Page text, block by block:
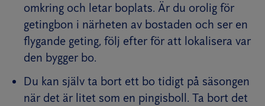
omkring och letar boplats. Är du orolig för
getingbon i närheten av bostaden och ser en
flygande geting, följ efter för att lokalisera var
den bygger bo.
Du kan själv ta bort ett bo tidigt på säsongen
när det är litet som en pingisboll. Ta bort det